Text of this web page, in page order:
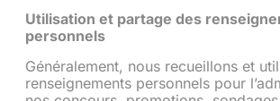
Utilisation et partage des
personnels
Généralement, nous recueillons et
renseignements personnels pour